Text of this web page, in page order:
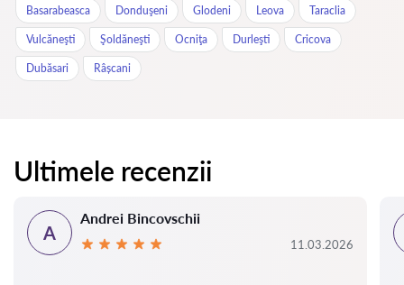
Basarabeasca Donduşeni Glodeni Leova Taraclia
Vulcăneşti Şoldăneşti Ocniţa Durleşti Cricova
Dubăsari Râșcani
Ultimele recenzii
A
Andrei Bincovschii
11.03.2026